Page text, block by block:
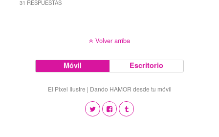
31 RESPUESTAS
Volver arriba
Móvil Escritorio
El Pixel Ilustre | Dando HAMOR desde tu móvil